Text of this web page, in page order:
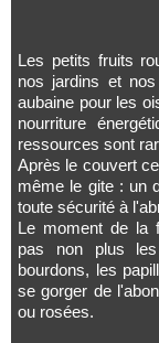
Les petits fruits
nos jardins et
aubaine pour les
nourriture
ressources sont
Après le couvert
même le gite : un
toute sécurité à
Le moment de la
pas non plus les
bourdons, les
se gorger de
ou rosées.